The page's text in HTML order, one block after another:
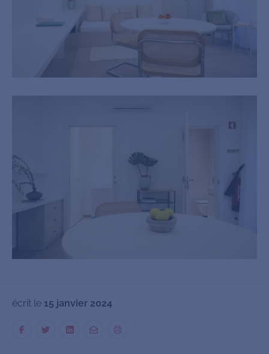
écrit le 15 janvier 2024